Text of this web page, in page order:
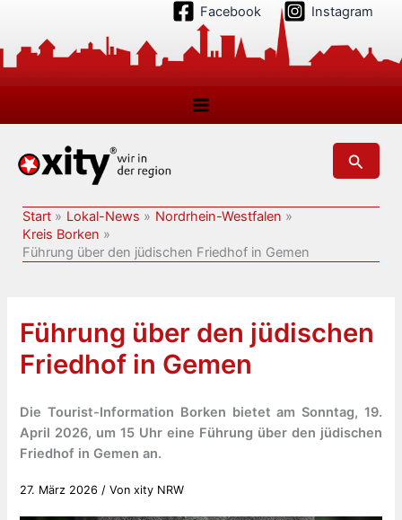
springen
Facebook Instagram
Suchen
Start Lokal-News
Nordrhein-Westfalen
Kreis Borken
Führung über den jüdischen Friedhof in Gemen
Führung über den jüdischen
Friedhof in Gemen
Die Tourist-Information Borken bietet am Sonntag, 19.
April 2026, um 15 Uhr eine Führung über den jüdischen
Friedhof in Gemen an.
27. März 2026 / Vonxity NRW